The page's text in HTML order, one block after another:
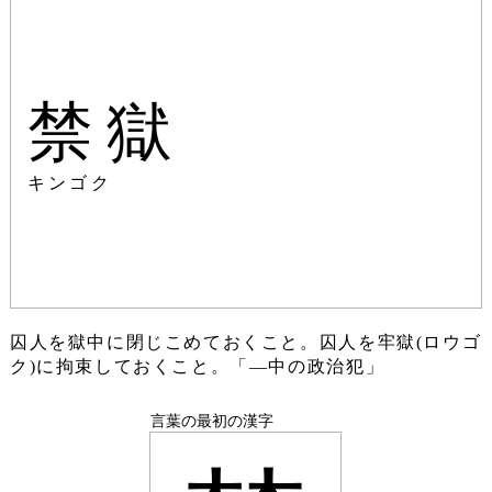
禁獄
キンゴク
囚人を獄中に閉じこめておくこと。囚人を牢獄(ロウゴ
ク)に拘束しておくこと。「―中の政治犯」
言葉の最初の漢字